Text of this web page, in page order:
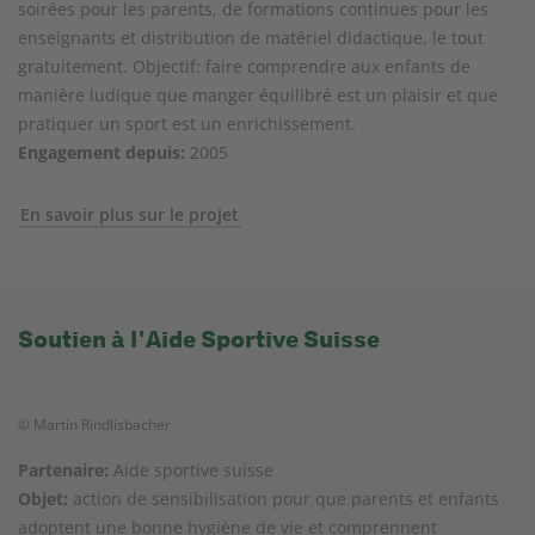
soirées pour les parents, de formations continues pour les
enseignants et distribution de matériel didactique, le tout
gratuitement. Objectif: faire comprendre aux enfants de
manière ludique que manger équilibré est un plaisir et que
pratiquer un sport est un enrichissement.
Engagement depuis: 2005
En savoir plus sur le projet
Soutien à l'Aide Sportive Suisse
© Martin Rindlisbacher
Partenaire: Aide sportive suisse
Objet: action de sensibilisation pour que parents et enfants
adoptent une bonne hygiène de vie et comprennent